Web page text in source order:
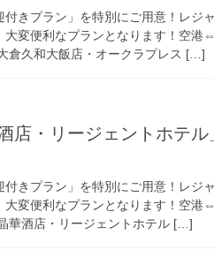
きプラン」を特別にご用意！レジ
大変便利なプランとなります！空港
久和大飯店・オークラプレス […]
店・リージェントホテ
きプラン」を特別にご用意！レジ
大変便利なプランとなります！空港
華酒店・リージェントホテル […]